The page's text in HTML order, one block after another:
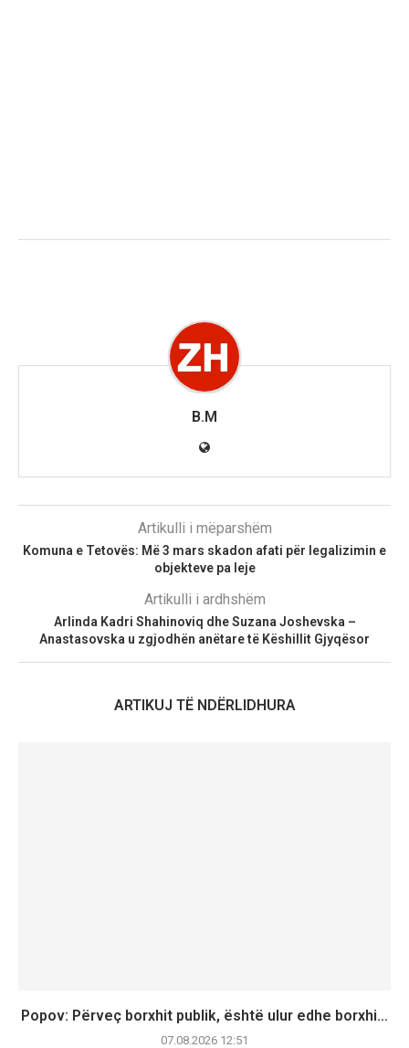
B.M
Artikulli i mëparshëm
Komuna e Tetovës: Më 3 mars skadon afati për legalizimin e
objekteve pa leje
Artikulli i ardhshëm
Arlinda Kadri Shahinoviq dhe Suzana Joshevska –
Anastasovska u zgjodhën anëtare të Këshillit Gjyqësor
ARTIKUJ TË NDËRLIDHURA
Popov: Përveç borxhit publik, është ulur edhe borxhi...
07.08.2026 12:51